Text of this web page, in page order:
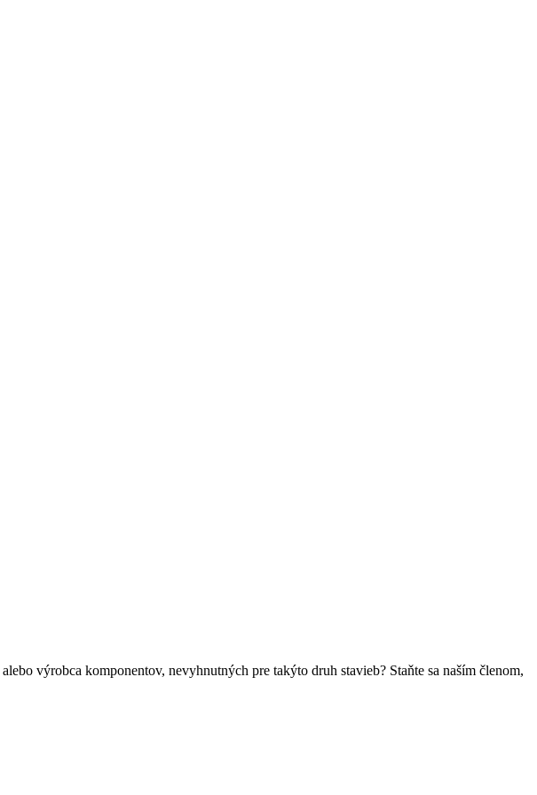
výrobca komponentov, nevyhnutných pre takýto druh stavieb? Staňte sa naším členom,